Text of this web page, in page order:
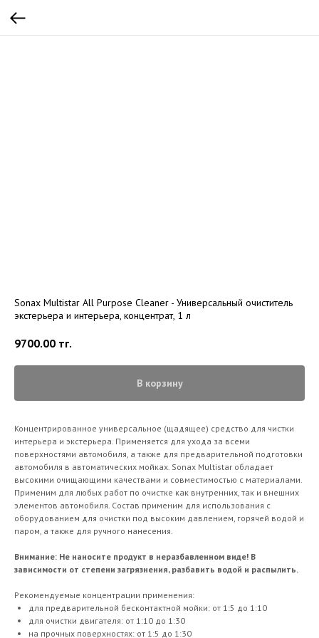
Sonax Multistar All Purpose Cleaner - Универсальный очиститель
экстерьера и интерьера, концентрат, 1 л
9700.00 тг.
В корзину
Концентрированное универсальное (щадящее) средство для чистки
интерьера и экстерьера. Применяется для ухода за всеми
поверхностями автомобиля, а также для предварительной подготовки
автомобиля в автоматических мойках. Sonax Multistar обладает
высокими очищающими качествами и совместимостью с материалами.
Применим для любых работ по очистке как внутренних, так и внешних
элементов автомобиля. Состав применим для использования с
оборудованием для очистки под высоким давлением, горячей водой и
паром, а также для ручного нанесения.
Внимание: Не наносите продукт в неразбавленном виде! В
зависимости от степени загрязнения, разбавить водой и распылить.
Рекомендуемые концентрации применения:
для предварительной бесконтактной мойки: от 1:5 до 1:10
для очистки двигателя: от 1:10 до 1:30
на прочных поверхностях: от 1:5 до 1:30